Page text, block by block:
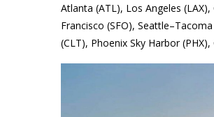
Atlanta (ATL), Los Angeles (LAX),
Francisco (SFO),
(CLT), Phoenix Sky Harbor